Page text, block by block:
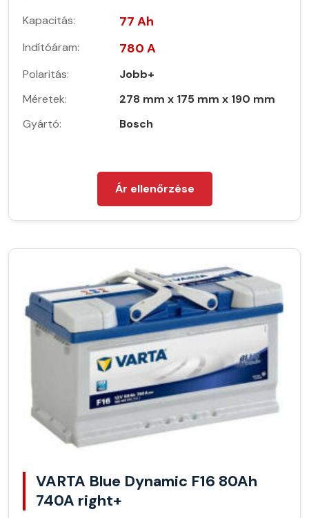
Kapacitás: 77 Ah
Indítóáram: 780 A
Polaritás:
Jobb+
Méretek:
278 mm x 175 mm x 190 mm
Gyártó:
Bosch
Ár ellenőrzése
VARTA Blue Dynamic F16 80Ah
740A right+